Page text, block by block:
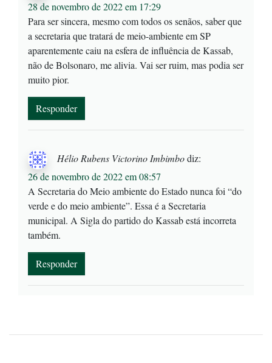
28 de novembro de 2022 em 17:29
Para ser sincera, mesmo com todos os senãos, saber que
a secretaria que tratará de meio-ambiente em SP
aparentemente caiu na esfera de influência de Kassab,
não de Bolsonaro, me alivia. Vai ser ruim, mas podia ser
muito pior.
Responder
Hélio Rubens Victorino Imbimbodiz:
26 de novembro de 2022 em 08:57
A Secretaria do Meio ambiente do Estado nunca foi “do
verde e do meio ambiente”. Essa é a Secretaria
municipal. A Sigla do partido do Kassab está incorreta
também.
Responder